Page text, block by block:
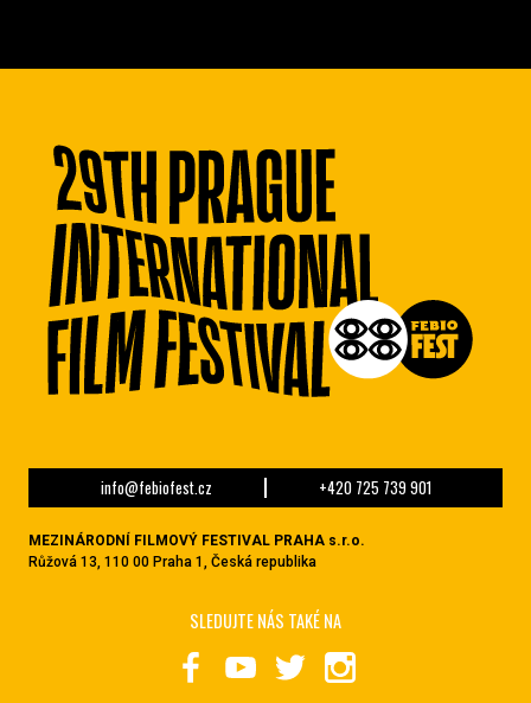
info@febiofest.cz +420 725 739 901
MEZINÁRODNÍ FILMOVÝ FESTIVAL PRAHA s.r.o.
Růžová 13, 110 00 Praha 1, Česká republika
SLEDUJTE NÁS TAKÉ NA